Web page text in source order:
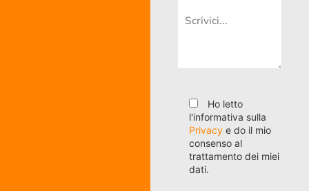
Ho letto
l'informativa sulla
Privacy e do il mio
consenso al
trattamento dei miei
dati.